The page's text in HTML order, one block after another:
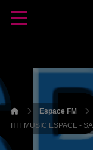
Espace FM
HIT MUSIC ESPACE -